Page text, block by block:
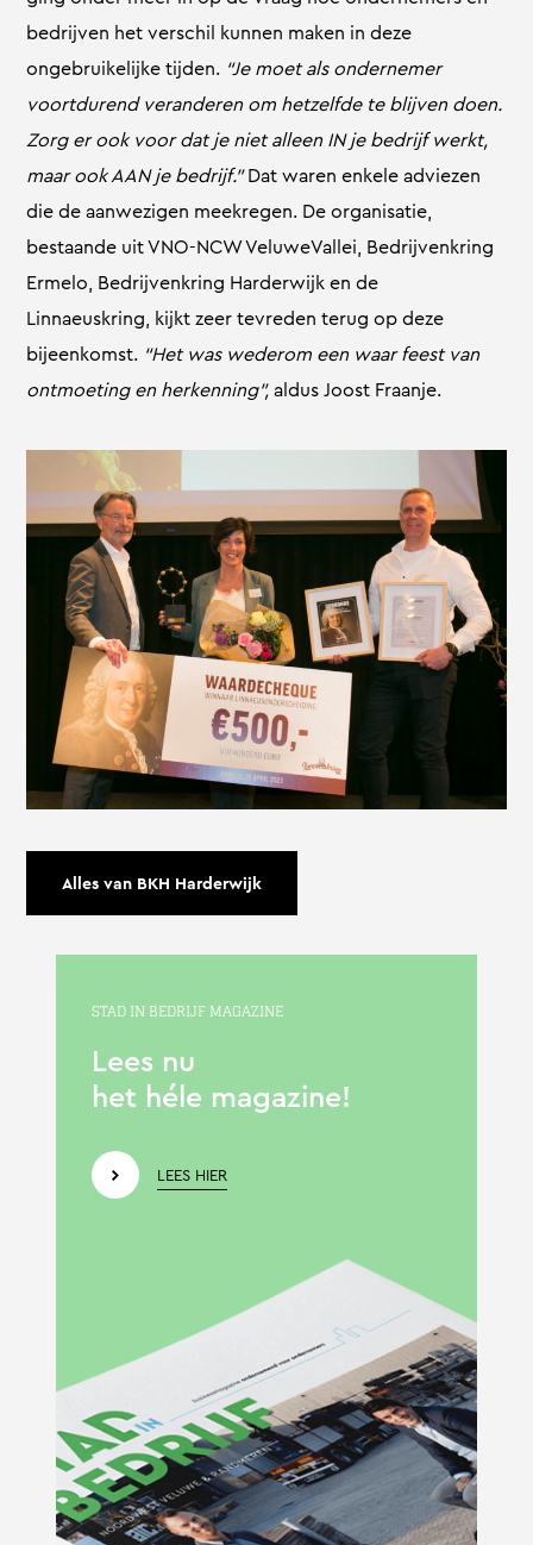
bedrijven het verschil kunnen maken in deze
ongebruikelijke tijden. “Je moet als ondernemer
voortdurend veranderen om hetzelfde te blijven doen.
Zorg er ook voor dat je niet alleen IN je bedrijf werkt,
maar ook AAN je bedrijf.”Dat waren enkele adviezen
die de aanwezigen meekregen. De organisatie,
bestaande uit VNO-NCW VeluweVallei, Bedrijvenkring
Ermelo, Bedrijvenkring Harderwijk en de
Linnaeuskring, kijkt zeer tevreden terug op deze
bijeenkomst. “Het was wederom een waar feest van
ontmoeting en herkenning”,aldus Joost Fraanje.
Alles van BKH Harderwijk
STAD IN BEDRIJF MAGAZINE
Lees nu
het héle magazine!
LEES HIER